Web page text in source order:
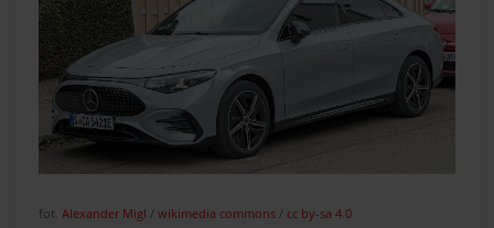
fot. Alexander Migl / wikimedia commons / cc by-sa 4.0